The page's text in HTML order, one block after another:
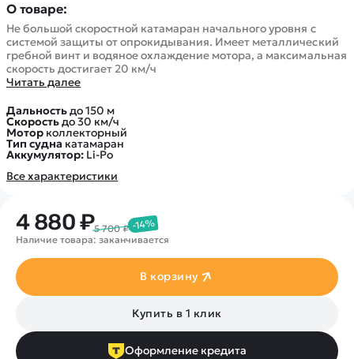
О товаре:
Не большой скоростной катамаран начального уровня с
системой защиты от опрокидывания. Имеет металлический
гребной винт и водяное охлаждение мотора, а максимальная
скорость достигает 20 км/ч
Читать далее
Дальностьдо 150 м
Скоростьдо 30 км/ч
Мотор коллекторный
Тип судна катамаран
Аккумулятор: Li-Po
Все характеристики
4 880 ₽5 700 ₽ -14%
Наличие товара: заканчивается
В корзину
Купить в 1 клик
Оформление кредита